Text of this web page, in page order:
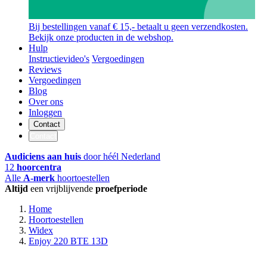
Bij bestellingen vanaf € 15,- betaalt u geen verzendkosten.
Bekijk onze producten in de webshop.
Hulp
Instructievideo's Vergoedingen
Reviews
Vergoedingen
Blog
Over ons
Inloggen
Contact
Audiciens aan huis door héél Nederland
12 hoorcentra
Alle A-merk hoortoestellen
Altijd een vrijblijvende proefperiode
Home
Hoortoestellen
Widex
Enjoy 220 BTE 13D